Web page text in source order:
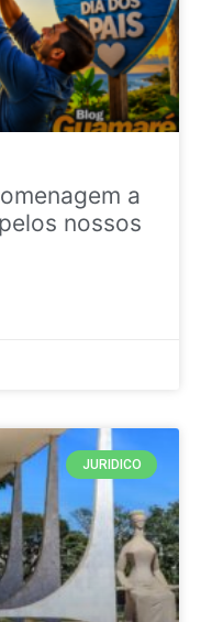
a
nossos
JURIDICO